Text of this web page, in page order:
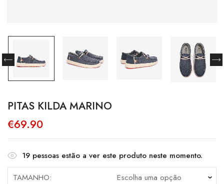
PITAS KILDA MARINO
€69.90
19 pessoas estão a ver este produto neste momento.
TAMANHO